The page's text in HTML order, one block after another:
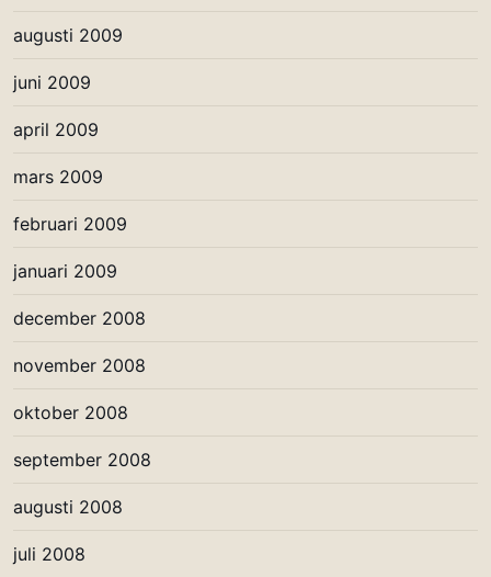
augusti 2009
juni 2009
april 2009
mars 2009
februari 2009
januari 2009
december 2008
november 2008
oktober 2008
september 2008
augusti 2008
juli 2008